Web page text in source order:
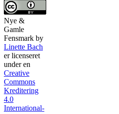
Nye &
Gamle
Fensmark by
Linette Bach
er licenseret
under en
Creative
Commons
Kreditering
4.0
International-